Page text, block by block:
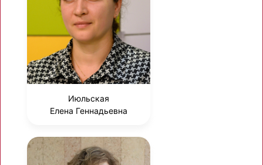
Июльская
Елена Геннадьевна